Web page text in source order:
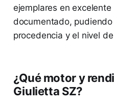
ejemplares en
documentado,
procedencia y el nivel
¿Qué motor y
Giulietta SZ?